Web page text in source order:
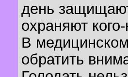
день
охраняют
В
обратить